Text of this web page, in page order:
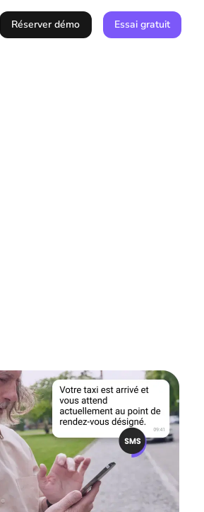
Réserver démo Essai gratuit